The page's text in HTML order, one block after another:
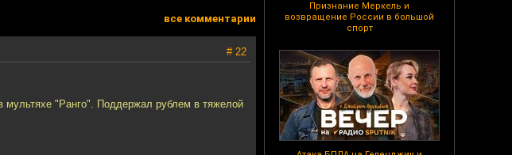
Признание Меркель и
возвращение России в большой
спорт
все комментарии
# 22
мультяхе "Ранго". Поддержал рублем в тяжелой